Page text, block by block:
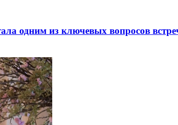
одним из ключевых вопросов